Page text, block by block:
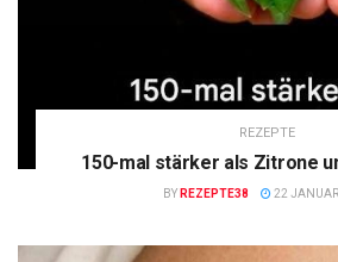
REZEPTE
150-mal stärker als Zitrone
BY REZEPTE38 22